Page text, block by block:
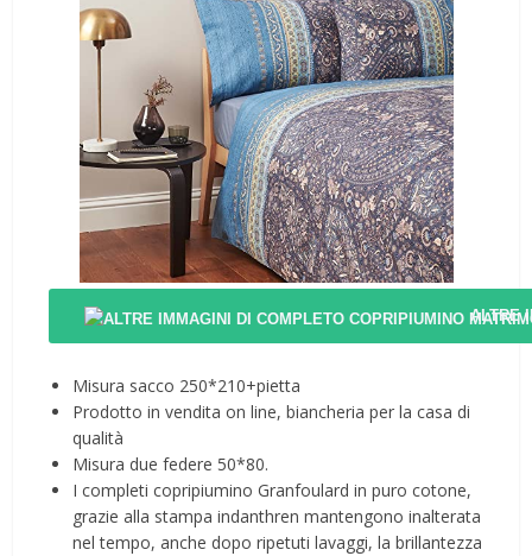
ALTRE
Misura sacco 250*210+pietta
Prodotto in vendita on line, biancheria per la casa di
qualità
Misura due federe 50*80.
I completi copripiumino Granfoulard in puro cotone,
grazie alla stampa indanthren mantengono inalterata
nel tempo, anche dopo ripetuti lavaggi, la brillantezza